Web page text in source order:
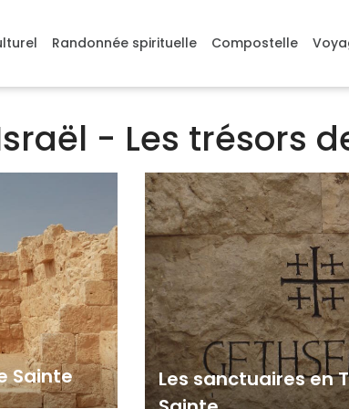
Randonnée spirituelle Compostelle
- Les trésors
Sainte
Les sanctuaires en